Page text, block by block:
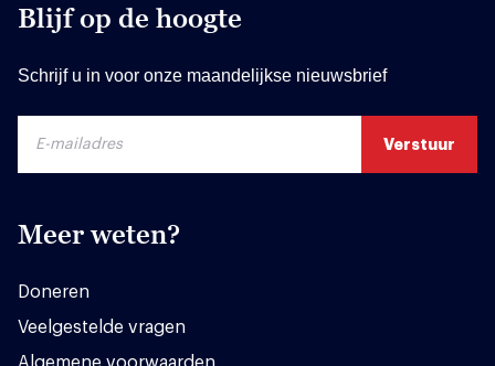
Blijf op de hoogte
Schrijf u in voor onze maandelijkse nieuwsbrief
Meer weten?
Doneren
Veelgestelde vragen
Algemene voorwaarden